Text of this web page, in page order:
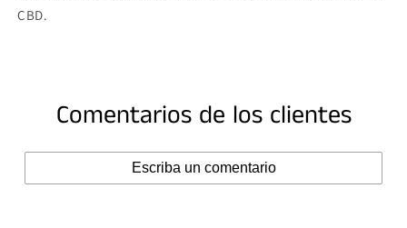
CBD.
Comentarios de los clientes
Escriba un comentario